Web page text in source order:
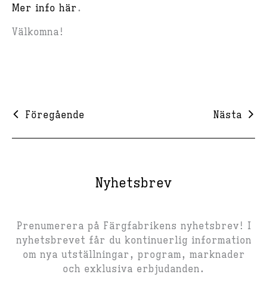
Mer info här.
Välkomna!
Föregående Nästa
Nyhetsbrev
Prenumerera på Färgfabrikens nyhetsbrev! I
nyhetsbrevet får du kontinuerlig information
om nya utställningar, program, marknader
och exklusiva erbjudanden.